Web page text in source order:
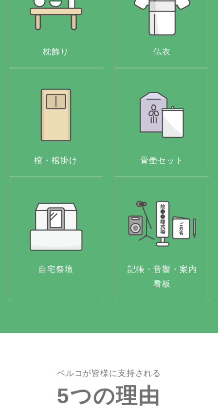
枕飾り 仏衣
棺・棺掛け 骨壷セット
自宅祭壇
記帳・音響・案内
看板
ベルコが皆様に支持される
5つの理由